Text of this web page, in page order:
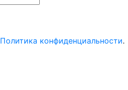
Политика конфиденциальности.